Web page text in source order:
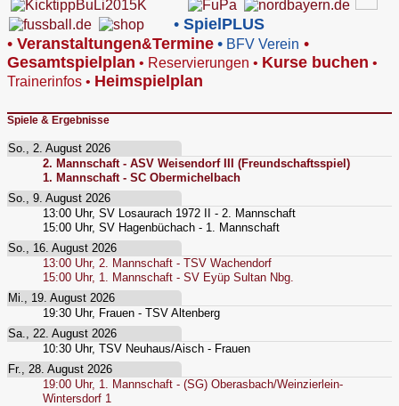
• SpielPLUS
• Veranstaltungen&Termine • BFV Verein •
Gesamtspielplan • Reservierungen • Kurse buchen •
Trainerinfos • Heimspielplan
Spiele & Ergebnisse
So., 2. August 2026
2. Mannschaft - ASV Weisendorf III (Freundschaftsspiel)
1. Mannschaft - SC Obermichelbach
So., 9. August 2026
13:00 Uhr, SV Losaurach 1972 II - 2. Mannschaft
15:00 Uhr, SV Hagenbüchach - 1. Mannschaft
So., 16. August 2026
13:00 Uhr, 2. Mannschaft - TSV Wachendorf
15:00 Uhr, 1. Mannschaft - SV Eyüp Sultan Nbg.
Mi., 19. August 2026
19:30 Uhr, Frauen - TSV Altenberg
Sa., 22. August 2026
10:30 Uhr, TSV Neuhaus/Aisch - Frauen
Fr., 28. August 2026
19:00 Uhr, 1. Mannschaft - (SG) Oberasbach/Weinzierlein-
Wintersdorf 1